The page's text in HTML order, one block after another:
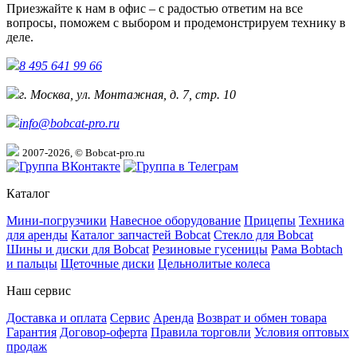
Приезжайте к нам в офис – с радостью ответим на все
вопросы, поможем с выбором и продемонстрируем технику в
деле.
8 495 641 99 66
г. Москва, ул. Монтажная, д. 7, стр. 10
info@bobcat-pro.ru
2007-2026, © Bobcat-pro.ru
Каталог
Мини-погрузчики Навесное оборудование Прицепы Техника
для аренды Каталог запчастей Bobcat Стекло для Bobcat
Шины и диски для Bobcat Резиновые гусеницы Рама Bobtach
и пальцы Щеточные диски Цельнолитые колеса
Наш сервис
Доставка и оплата Сервис Аренда Возврат и обмен товара
Гарантия Договор-оферта Правила торговли Условия оптовых
продаж